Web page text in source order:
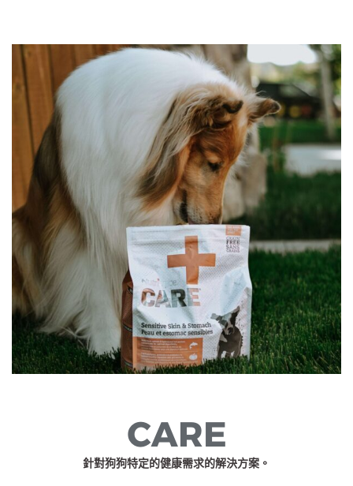
針對狗狗特定的健康需求的解決方案。